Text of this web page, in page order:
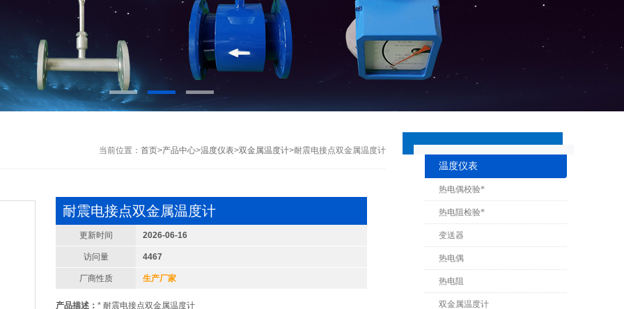
温度仪表
热电偶校验*
热电阻检验*
变送器
热电偶
热电阻
双金属温度计
当前位置： 首页>产品中心>温度仪表>双金属温度计>耐震电接点双金属温度计
耐震电接点双金属温度计
更新时间 2026-06-16
访问量 4467
厂商性质 生产厂家
产品描述：* 耐震电接点双金属温度计